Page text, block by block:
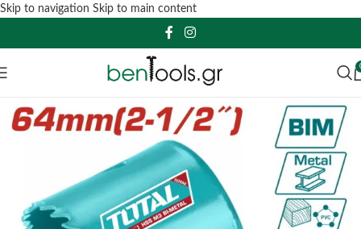
Skip to navigation Skip to main content